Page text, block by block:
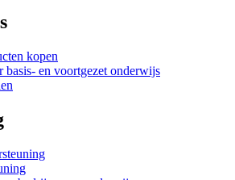
kopen
basis- en voortgezet onderwijs